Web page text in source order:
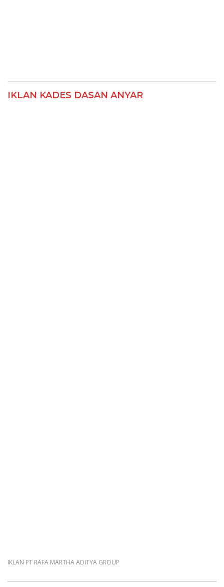
IKLAN KADES DASAN ANYAR
IKLAN PT RAFA MARTHA ADITYA GROUP